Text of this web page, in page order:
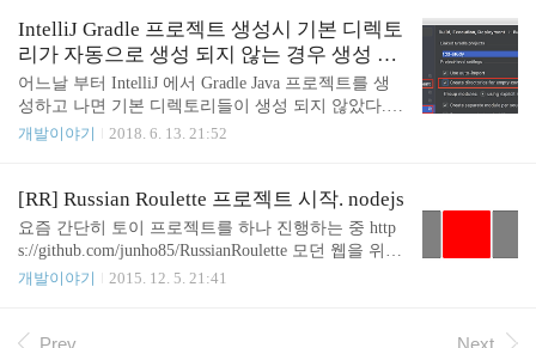
것도 꽤 적절한 프로젝트 명이 될 수 있을 거 같습니
다. 무언가 전달하는 신인 전령의 신에서도 골라 ..
문제의 폴더를 지운다. 과정 프로젝트파일에 이것저
것 열심히 지워도 200GB 가 넘는 상태에서 더이상 빠
지지를 않는다. 동영상 관련 리소스는 대부분 지웠는
데 도대체 뭐가 문제일까? 마우스 우클릭 해서 Show
Package Contents 해서 들어가보면 좀 더 상세한 내역
을 볼 수 있다. event 가 대부분을 차지하고 있다. 170
IntelliJ Gradle 프로젝트 생성시 기본 디렉토
리가 자동으로 생성 되지 않는 경우 생성 하
도록 설정 방법
어느날 부터 IntelliJ 에서 Gradle Java 프로젝트를 생
성하고 나면 기본 디렉토리들이 생성 되지 않았다.
아마 2018년 버전 부터 그렇게 된 것으로 추측 된다.
해 주면 된다. 참고 https://intellij-support.jetbrains.co
m/hc/en-us/community/posts/206154199-No-default-fold
ers-created-in-new-gradle-project
개발이야기 2018. 6. 13. 21:52
[RR] Russian Roulette 프로젝트 시작. nodejs
요즘 간단히 토이 프로젝트를 하나 진행하는 중 http
s://github.com/junho85/RussianRoulette 모던 웹을 위한
Node.js 프로그래밍 책을 보면서 Ndoe.js 스터디 하면
위한 프로그램 개발. (왜 Node.js 를 이용했냐 하면 그
개발이야기 2015. 12. 5. 21:41
Prev Next